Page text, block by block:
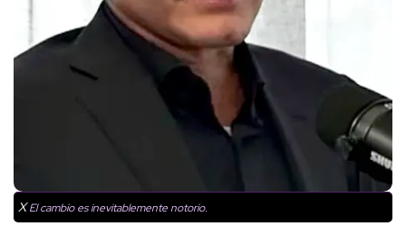
XEl cambio es inevitablemente notorio.